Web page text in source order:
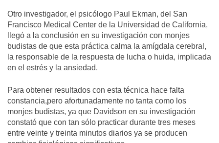
Otro investigador, el psicólogo Paul Ekman, del San
Francisco Medical Center de la Universidad de California,
llegó a la conclusión en su investigación con monjes
budistas de que esta práctica calma la amígdala cerebral,
la responsable de la respuesta de lucha o huida, implicada
en el estrés y la ansiedad.
Para obtener resultados con esta técnica hace falta
constancia,pero afortunadamente no tanta como los
monjes budistas, ya que Davidson en su investigación
constató que con tan sólo practicar durante tres meses
entre veinte y treinta minutos diarios ya se producen